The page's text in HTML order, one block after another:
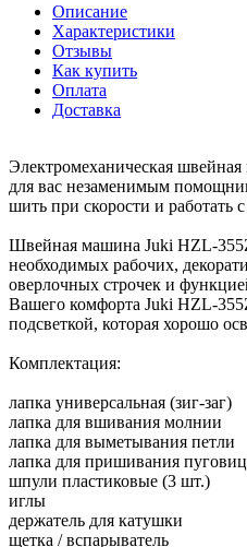
Описание
Характеристики
Отзывы
Как купить
Оплата
Доставка
Электромеханическая
для вас незаменимым
шить при скорости и работать
Швейная машина Juki HZL-
необходимых рабочих,
оверлочных строчек и
Вашего комфорта Juki HZL-
подсветкой, которая хорошо
Комплектация:
лапка универсальная (зиг-заг)
лапка для вшивания молнии
лапка для выметывания петли
лапка для пришивания пуговиц
шпули пластиковые (3 шт.)
иглы
держатель для катушки
щетка / вспарыватель